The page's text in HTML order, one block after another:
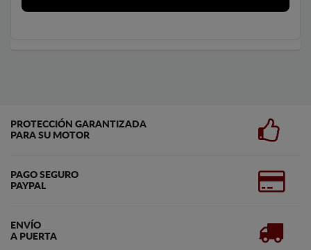
PROTECCIÓN GARANTIZADA
PARA SU MOTOR
PAGO SEGURO
PAYPAL
ENVÍO
A PUERTA